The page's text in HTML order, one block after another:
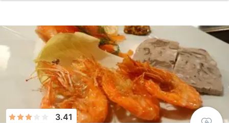
3.41